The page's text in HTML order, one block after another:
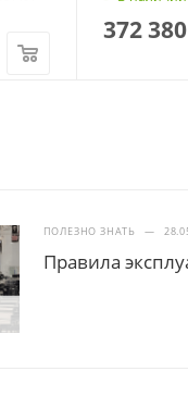
372 380
ПОЛЕЗНО ЗНАТЬ —
Правила